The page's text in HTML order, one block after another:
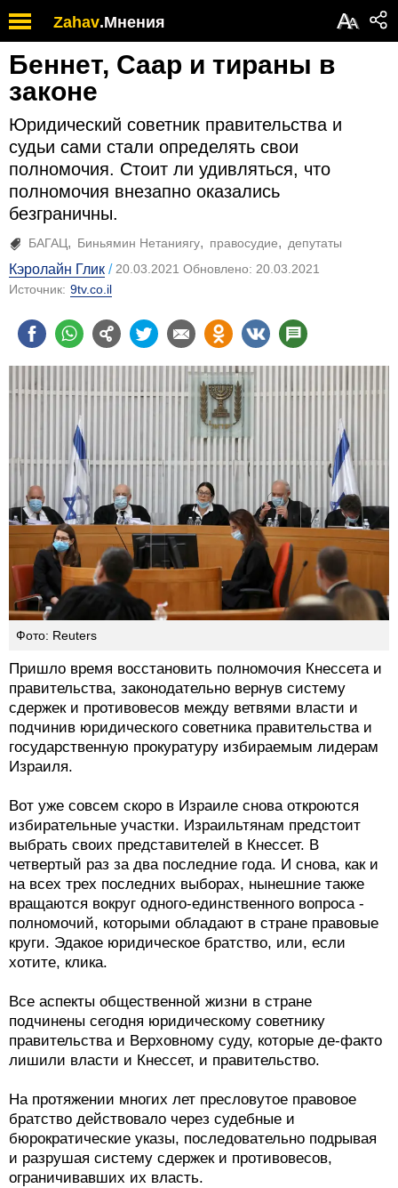
Zahav.Мнения АА
Беннет, Саар и тираны в
законе
Юридический советник правительства и
судьи сами стали определять свои
полномочия. Стоит ли удивляться, что
полномочия внезапно оказались
безграничны.
БАГАЦ Биньямин Нетаниягу правосудие депутаты
Кэролайн Глик
20.03.2021 Обновлено: 20.03.2021
Источник: 9tv.co.il
Фото: Reuters
Пришло время восстановить полномочия Кнессета и
правительства, законодательно вернув систему
сдержек и противовесов между ветвями власти и
подчинив юридического советника правительства и
государственную прокуратуру избираемым лидерам
Израиля.
Вот уже совсем скоро в Израиле снова откроются
избирательные участки. Израильтянам предстоит
выбрать своих представителей в Кнессет. В
четвертый раз за два последние года. И снова, как и
на всех трех последних выборах, нынешние также
вращаются вокруг одного-единственного вопроса -
полномочий, которыми обладают в стране правовые
круги. Эдакое юридическое братство, или, если
хотите, клика.
Все аспекты общественной жизни в стране
подчинены сегодня юридическому советнику
правительства и Верховному суду, которые де-факто
лишили власти и Кнессет, и правительство.
На протяжении многих лет пресловутое правовое
братство действовало через судебные и
бюрократические указы, последовательно подрывая
и разрушая систему сдержек и противовесов,
ограничивавших их власть.